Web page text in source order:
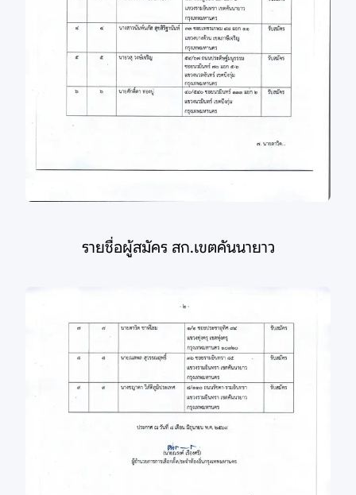
รายชื่อผู้สมัคร สก.เขตคันนายาว